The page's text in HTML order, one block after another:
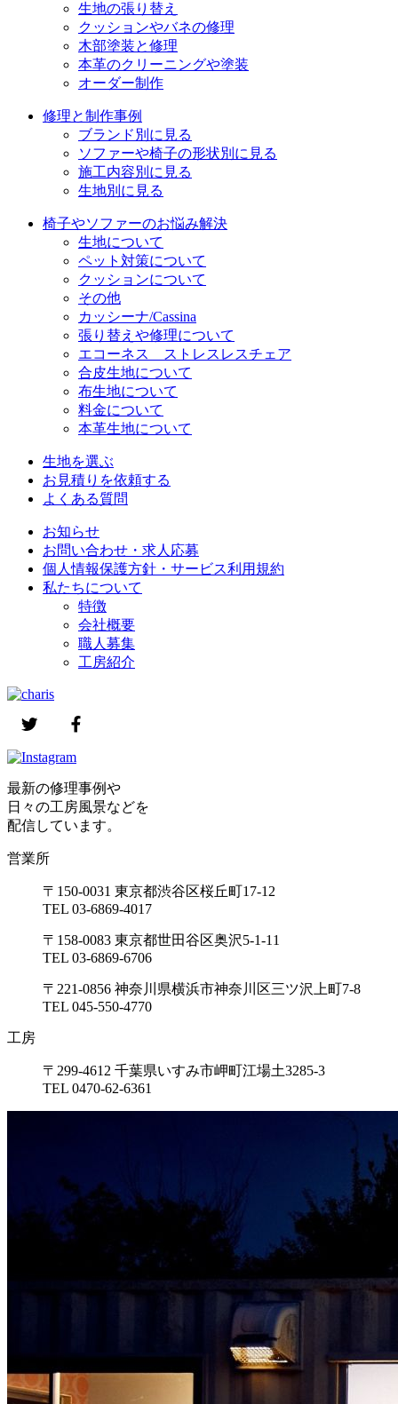
生地の張り替え
クッションやバネの修理
木部塗装と修理
本革のクリーニングや塗装
オーダー制作
修理と制作事例
ブランド別に見る
ソファーや椅子の形状別に見る
施工内容別に見る
生地別に見る
椅子やソファーのお悩み解決
生地について
ペット対策について
クッションについて
その他
カッシーナ/Cassina
張り替えや修理について
エコーネス ストレスレスチェア
合皮生地について
布生地について
料金について
本革生地について
生地を選ぶ
お見積りを依頼する
よくある質問
お知らせ
お問い合わせ・求人応募
個人情報保護方針・サービス利用規約
私たちについて
特徴
会社概要
職人募集
工房紹介
最新の修理事例や
日々の工房風景などを
配信しています。
営業所
〒150-0031 東京都渋谷区桜丘町17-12
TEL 03-6869-4017
〒158-0083 東京都世田谷区奥沢5-1-11
TEL 03-6869-6706
〒221-0856 神奈川県横浜市神奈川区三ツ沢上町7-8
TEL 045-550-4770
工房
〒299-4612 千葉県いすみ市岬町江場土3285-3
TEL 0470-62-6361